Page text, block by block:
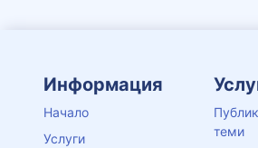
Информация
Начало
Услуги
теми